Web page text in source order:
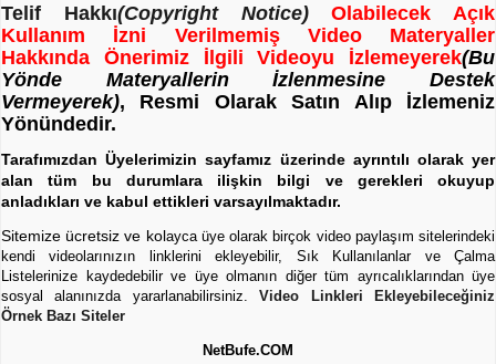
Telif Hakkı(Copyright Notice)
Olabilecek Açık
Kullanım İzni Verilmemiş Video Materyaller
Hakkında Önerimiz İlgili Videoyu İzlemeyerek(Bu
Yönde Materyallerin İzlenmesine Destek
Vermeyerek), Resmi Olarak Satın Alıp İzlemeniz
Yönündedir.
Tarafımızdan Üyelerimizin sayfamız üzerinde ayrıntılı olarak yer
alan tüm bu durumlara ilişkin bilgi ve gerekleri okuyup
anladıkları ve kabul ettikleri varsayılmaktadır.
Sitemize ücretsiz ve kolayca üye olarak birçok video paylaşım sitelerindeki
kendi videolarınızın linklerini ekleyebilir, Sık Kullanılanlar ve Çalma
Listelerinize kaydedebilir ve üye olmanın diğer tüm ayrıcalıklarından üye
sosyal alanınızda yararlanabilirsiniz.Video Linkleri Ekleyebileceğiniz
Örnek Bazı Siteler
NetBufe.COM